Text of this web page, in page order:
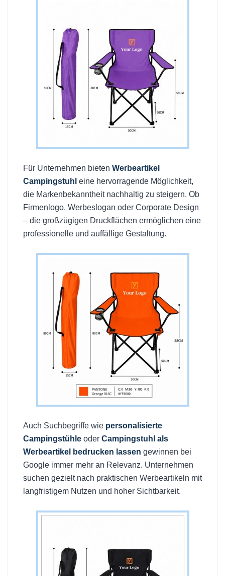
Für Unternehmen bieten Werbeartikel
Campingstuhl eine hervorragende Möglichkeit,
die Markenbekanntheit nachhaltig zu steigern. Ob
Firmenlogo, Werbeslogan oder Corporate Design
– die großzügigen Druckflächen ermöglichen eine
professionelle und auffällige Gestaltung.
Auch Suchbegriffe wie personalisierte
Campingstühle oder Campingstuhl als
Werbeartikel bedrucken lassen gewinnen bei
Google immer mehr an Relevanz. Unternehmen
suchen gezielt nach praktischen Werbeartikeln mit
langfristigem Nutzen und hoher Sichtbarkeit.